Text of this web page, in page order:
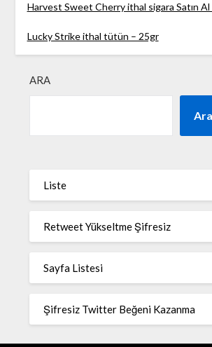
Harvest Sweet Cherry ithal sigara Satın Al
Lucky Strike ithal tütün – 25gr
ARA
Ara
Liste
Retweet Yükseltme Şifresiz
Sayfa Listesi
Şifresiz Twitter Beğeni Kazanma